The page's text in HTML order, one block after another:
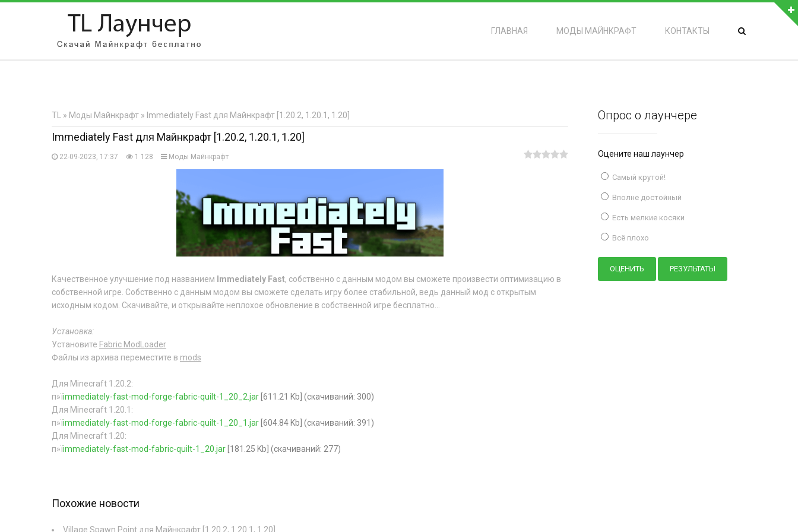
АВТОРИЗАЦИЯ НА САЙТЕ
Регистрация
ГЛАВНАЯ МОДЫ МАЙНКРАФТ КОНТАКТЫ
TL » Моды Майнкрафт » Immediately Fast для Майнкрафт [1.20.2, 1.20.1, 1.20]
Immediately Fast для Майнкрафт [1.20.2, 1.20.1, 1.20]
22-09-2023, 17:37 1 128 Моды Майнкрафт
Качественное улучшение под названием Immediately Fast, собственно с данным модом вы сможете произвести оптимизацию в
собственной игре. Собственно с данным модом вы сможете сделать игру более стабильной, ведь данный мод с открытым
исходным кодом. Скачивайте, и открывайте неплохое обновление в собственной игре бесплатно...
Установка:
Установите Fabric ModLoader
Файлы из архива переместите в mods
Для Minecraft 1.20.2:
п»їimmediately-fast-mod-forge-fabric-quilt-1_20_2.jar [611.21 Kb] (cкачиваний: 300)
Для Minecraft 1.20.1:
п»їimmediately-fast-mod-forge-fabric-quilt-1_20_1.jar [604.84 Kb] (cкачиваний: 391)
Для Minecraft 1.20:
п»їimmediately-fast-mod-fabric-quilt-1_20.jar [181.25 Kb] (cкачиваний: 277)
Похожие новости
Village Spawn Point для Майнкрафт [1.20.2, 1.20.1, 1.20]
Опрос о лаунчере
Оцените наш лаунчер
Самый крутой!
Вполне достойный
Есть мелкие косяки
Всё плохо